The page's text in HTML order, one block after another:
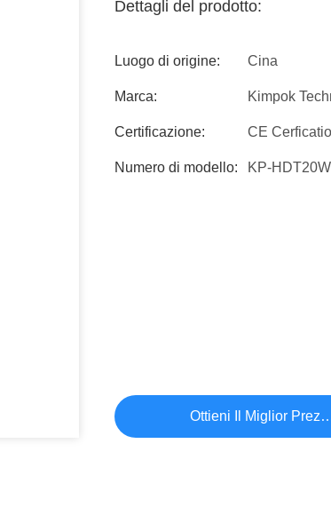
Dettagli del prodotto:
Luogo di origine: Cina
Marca: Kimpok
Certificazione: CE
Numero di modello: KP-HDT20W
Ottieni Il Miglior